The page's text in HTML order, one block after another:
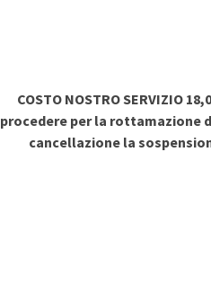
COSTO NOSTRO SERVIZIO
procedere per la rottamazione
cancellazione la